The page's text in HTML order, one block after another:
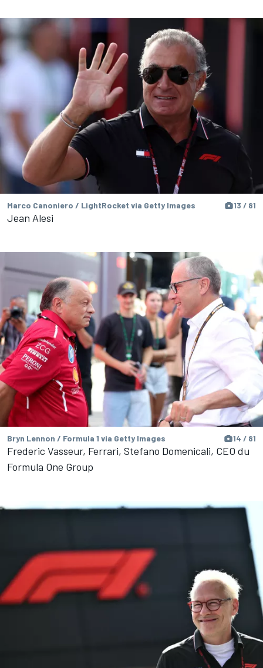
Marco Canoniero / LightRocket via Getty Images 13 / 81
Jean Alesi
Bryn Lennon / Formula 1 via Getty Images 14 / 81
Frederic Vasseur, Ferrari, Stefano Domenicali, CEO du
Formula One Group